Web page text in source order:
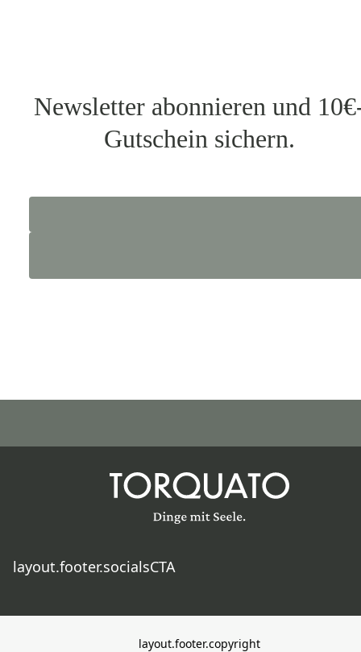
Newsletter abonnieren und
Gutschein sichern.
layout.footer.socialsCTA
layout.footer.copyright